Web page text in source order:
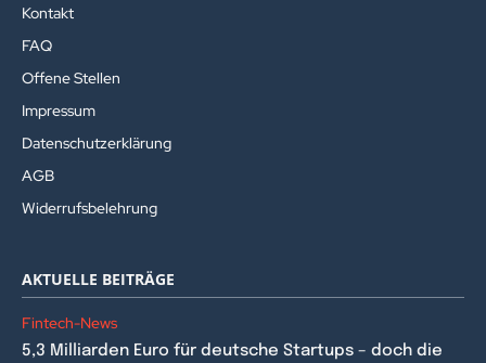
Kontakt
FAQ
Offene Stellen
Impressum
Datenschutzerklärung
AGB
Widerrufsbelehrung
AKTUELLE BEITRÄGE
Fintech-News
5,3 Milliarden Euro für deutsche Startups – doch die